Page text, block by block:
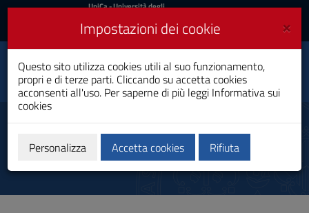
Vai
al
navigazione
sito
UniCa
Accedi
UniCa- Università degli
Accedi UniCA News
Toggle
navigation
Ingegneria dell’Energia
Elettrica per lo Sviluppo
Sostenibile
Laurea
Lauree
×
Impostazioni dei cookie
Questo sito utilizza cookies utili al suo funzionamento,
propri e di terze parti. Cliccando su accetta cookies
acconsenti all'uso. Per saperne di più leggi Informativa sui
cookies
Personalizza Accetta cookies Rifiuta